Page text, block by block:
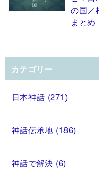
の国／
まとめ
カテゴリー
日本神話 (271)
神話伝承地 (186)
神話で解決 (6)